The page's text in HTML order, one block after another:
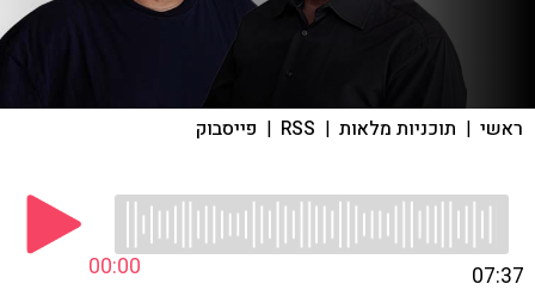
ראשי | תוכניות מלאות |
RSS
| פייסבוק
00:00 07:37